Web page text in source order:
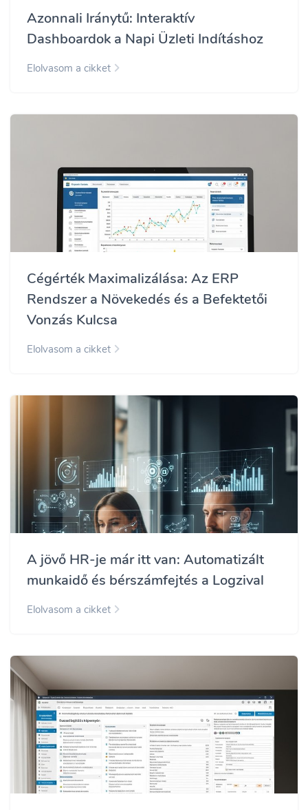
Azonnali Iránytű: Interaktív
Dashboardok a Napi Üzleti Indításhoz
Elolvasom a cikket
Cégérték Maximalizálása: Az ERP
Rendszer a Növekedés és a Befektetői
Vonzás Kulcsa
Elolvasom a cikket
A jövő HR-je már itt van: Automatizált
munkaidő és bérszámfejtés a Logzival
Elolvasom a cikket